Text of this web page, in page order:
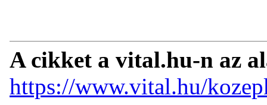
A cikket a vital.hu-n az
https://www.vital.hu/